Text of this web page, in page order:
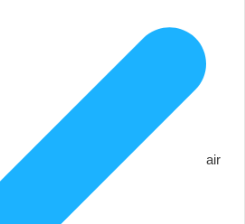
air